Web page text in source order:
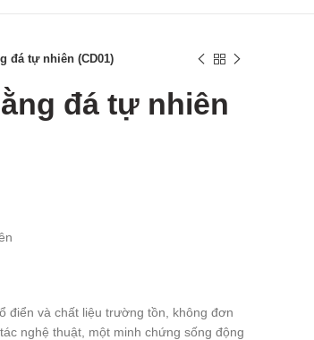
đá tự nhiên (CD01)
đá tự nhiên
điển và chất liệu trường tồn, không đơn
nghệ thuật, một minh chứng sống động